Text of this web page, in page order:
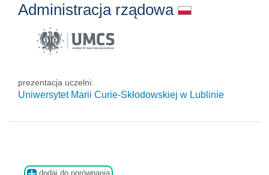
Administracja rządowa
prezentacja uczelni:
Uniwersytet Marii Curie-Skłodowskiej w Lublinie
dodaj do porównania